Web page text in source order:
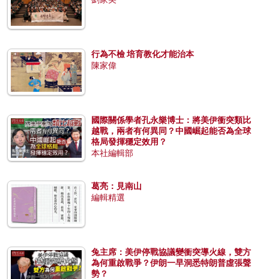
行為不檢 培育教化才能治本
陳家偉
國際關係學者孔永樂博士：將美伊衝突類比
越戰，兩者有何異同？中國崛起能否為全球
格局發揮穩定效用？
本社編輯部
葛亮：見南山
編輯精選
兔主席：美伊停戰協議變衝突導火線，雙方
為何重啟戰爭？伊朗一早洞悉特朗普虛張聲
勢？